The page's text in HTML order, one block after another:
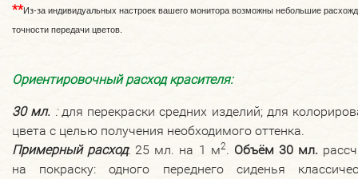
**Из-за индивидуальных настроек вашего монитора возможны небольшие
точности передачи цветов.
Ориентировочный расход красителя:
30 мл. для перекраски средних изделий; для
цвета с целью получения необходимого оттенка.
Примерный расход: 25 мл. на 1 м2. Объём 30 мл.
на покраску: одного переднего сиденья